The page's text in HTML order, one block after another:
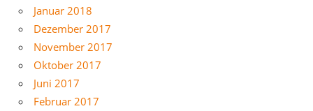
Januar 2018
Dezember 2017
November 2017
Oktober 2017
Juni 2017
Februar 2017